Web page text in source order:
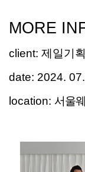
MORE
client: 제일기획
date: 2024.
location: 서울